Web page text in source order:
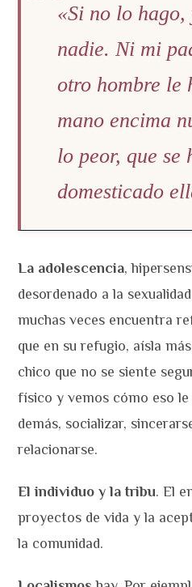
«Si no lo
nadie. Ni mi
otro hombre le
mano encima
lo peor, que se
domesticado
La adolescencia,
desordenado a la
muchas veces encuentra
que en su refugio, aísla
chico que no se siente
físico y vemos cómo eso
demás, socializar,
relacionarse.
El individuo y la tribu. El
proyectos de vida y la
la comunidad.